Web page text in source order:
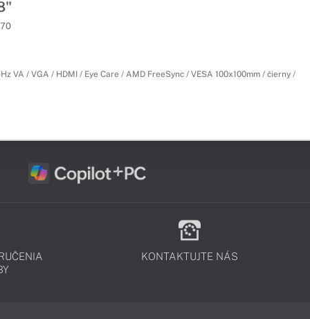
VA / VGA / HDMI / Eye Care / AMD FreeSync / VESA 100x100mm / čierny /
KONTAKTUJTE NÁS